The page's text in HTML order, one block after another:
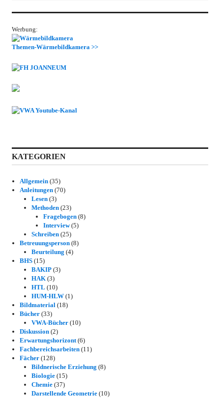
Werbung:
Themen-Wärmebildkamera >>
KATEGORIEN
Allgemein (35)
Anleitungen (70)
Lesen (3)
Methoden (23)
Fragebogen (8)
Interview(5)
Schreiben (25)
Betreuungsperson (8)
Beurteilung (4)
BHS (15)
BAKIP (3)
HAK (3)
HTL (10)
HUM-HLW (1)
Bildmaterial (18)
Bücher (33)
VWA-Bücher (10)
Diskussion (2)
Erwartungshorizont(6)
Fachbereichsarbeiten (11)
Fächer (128)
Bildnerische Erziehung (8)
Biologie (15)
Chemie (37)
Darstellende Geometrie (10)